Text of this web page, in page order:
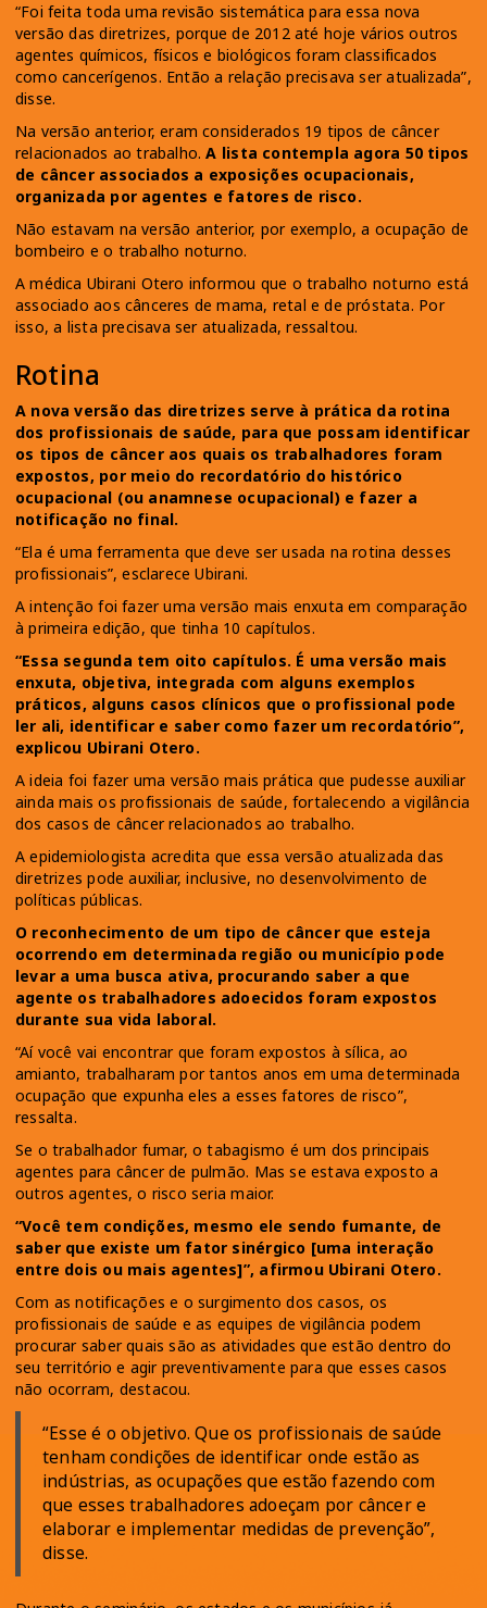
“Foi feita toda uma revisão sistemática para essa nova
versão das diretrizes, porque de 2012 até hoje vários outros
agentes químicos, físicos e biológicos foram classificados
como cancerígenos. Então a relação precisava ser atualizada”,
disse.
Na versão anterior, eram considerados 19 tipos de câncer
relacionados ao trabalho.A lista contempla agora 50 tipos
de câncer associados a exposições ocupacionais,
organizada por agentes e fatores de risco.
Não estavam na versão anterior, por exemplo, a ocupação de
bombeiro e o trabalho noturno.
A médica Ubirani Otero informou que o trabalho noturno está
associado aos cânceres de mama, retal e de próstata. Por
isso, a lista precisava ser atualizada, ressaltou.
Rotina
A nova versão das diretrizes serve à prática da rotina
dos profissionais de saúde, para que possam identificar
os tipos de câncer aos quais os trabalhadores foram
expostos, por meio do recordatório do histórico
ocupacional (ou anamnese ocupacional) e fazer a
notificação no final.
“Ela é uma ferramenta que deve ser usada na rotina desses
profissionais”, esclarece Ubirani.
A intenção foi fazer uma versão mais enxuta em comparação
à primeira edição, que tinha 10 capítulos.
“Essa segunda tem oito capítulos. É uma versão mais
enxuta, objetiva, integrada com alguns exemplos
práticos, alguns casos clínicos que o profissional pode
ler ali, identificar e saber como fazer um recordatório”,
explicou Ubirani Otero.
A ideia foi fazer uma versão mais prática que pudesse auxiliar
ainda mais os profissionais de saúde, fortalecendo a vigilância
dos casos de câncer relacionados ao trabalho.
A epidemiologista acredita que essa versão atualizada das
diretrizes pode auxiliar, inclusive, no desenvolvimento de
políticas públicas.
O reconhecimento de um tipo de câncer que esteja
ocorrendo em determinada região ou município pode
levar a uma busca ativa, procurando saber a que
agente os trabalhadores adoecidos foram expostos
durante sua vida laboral.
“Aí você vai encontrar que foram expostos à sílica, ao
amianto, trabalharam por tantos anos em uma determinada
ocupação que expunha eles a esses fatores de risco”,
ressalta.
Se o trabalhador fumar, o tabagismo é um dos principais
agentes para câncer de pulmão. Mas se estava exposto a
outros agentes, o risco seria maior.
“Você tem condições, mesmo ele sendo fumante, de
saber que existe um fator sinérgico [uma interação
entre dois ou mais agentes]”, afirmou Ubirani Otero.
Com as notificações e o surgimento dos casos, os
profissionais de saúde e as equipes de vigilância podem
procurar saber quais são as atividades que estão dentro do
seu território e agir preventivamente para que esses casos
não ocorram, destacou.
“Esse é o objetivo. Que os profissionais de saúde
tenham condições de identificar onde estão as
indústrias, as ocupações que estão fazendo com
que esses trabalhadores adoeçam por câncer e
elaborar e implementar medidas de prevenção”,
disse.